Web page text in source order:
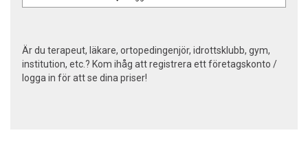
Är du terapeut, läkare, ortopedingenjör, idrottsklubb, gym,
institution, etc.? Kom ihåg att registrera ett företagskonto /
logga in för att se dina priser!